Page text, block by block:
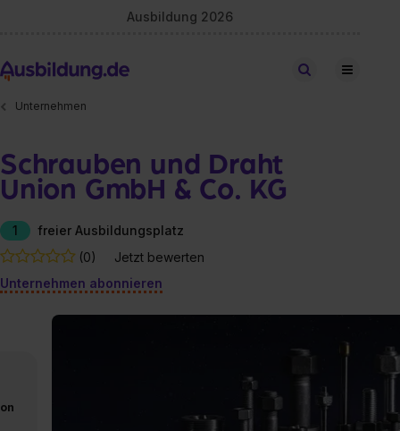
Ausbildung 2026
Stellen finden
Unternehmen
Schrauben und Draht
Union GmbH & Co. KG
1
freier Ausbildungsplatz
(0)
Jetzt bewerten
Unternehmen abonnieren